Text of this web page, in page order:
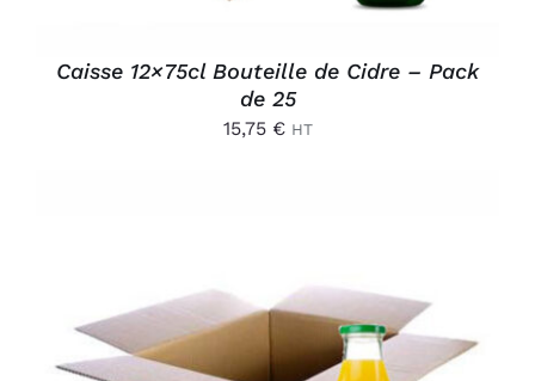
Caisse 12×75cl Bouteille de Cidre – Pack
de 25
15,75 € HT